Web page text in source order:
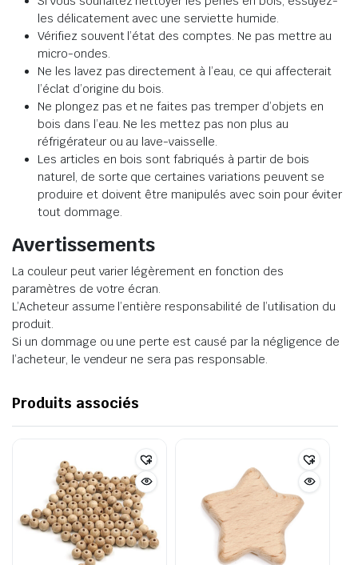
les délicatement avec une serviette humide.
Vérifiez souvent l’état des comptes. Ne pas mettre au
micro-ondes.
Ne les lavez pas directement à l’eau, ce qui affecterait
l’éclat d’origine du bois.
Ne plongez pas et ne faites pas tremper d’objets en
bois dans l’eau. Ne les mettez pas non plus au
réfrigérateur ou au lave-vaisselle.
Les articles en bois sont fabriqués à partir de bois
naturel, de sorte que certaines variations peuvent se
produire et doivent être manipulés avec soin pour éviter
tout dommage.
Avertissements
La couleur peut varier légèrement en fonction des
paramètres de votre écran.
L’Acheteur assume l’entière responsabilité de l’utilisation du
produit.
Si un dommage ou une perte est causé par la négligence de
l’acheteur, le vendeur ne sera pas responsable.
Produits associés